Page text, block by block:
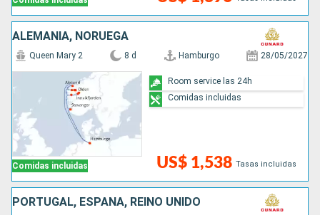
ALEMANIA, NORUEGA
Comidas incluidas
Queen Mary 2 8 d Hamburgo 28/05/2027
US$ 1,538 Tasas incluidas
Room service las 24h
Comidas incluidas
PORTUGAL, ESPAÑA, REINO UNIDO